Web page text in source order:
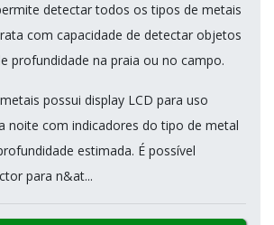
detectar todos os tipos de metais
com capacidade de detectar objetos
profundidade na praia ou no campo.
possui display LCD para uso
noite com indicadores do tipo de metal
estimada. É possível
para n&at...